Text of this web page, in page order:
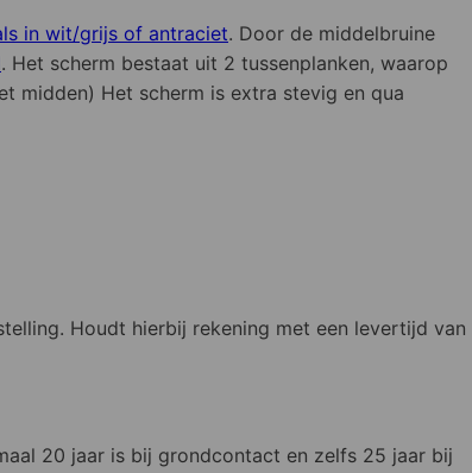
in wit/grijs of antraciet. Door de middelbruine
. Het scherm bestaat uit 2 tussenplanken, waarop
midden) Het scherm is extra stevig en qua
Houdt hierbij rekening met een levertijd van
20 jaar is bij grondcontact en zelfs 25 jaar bij